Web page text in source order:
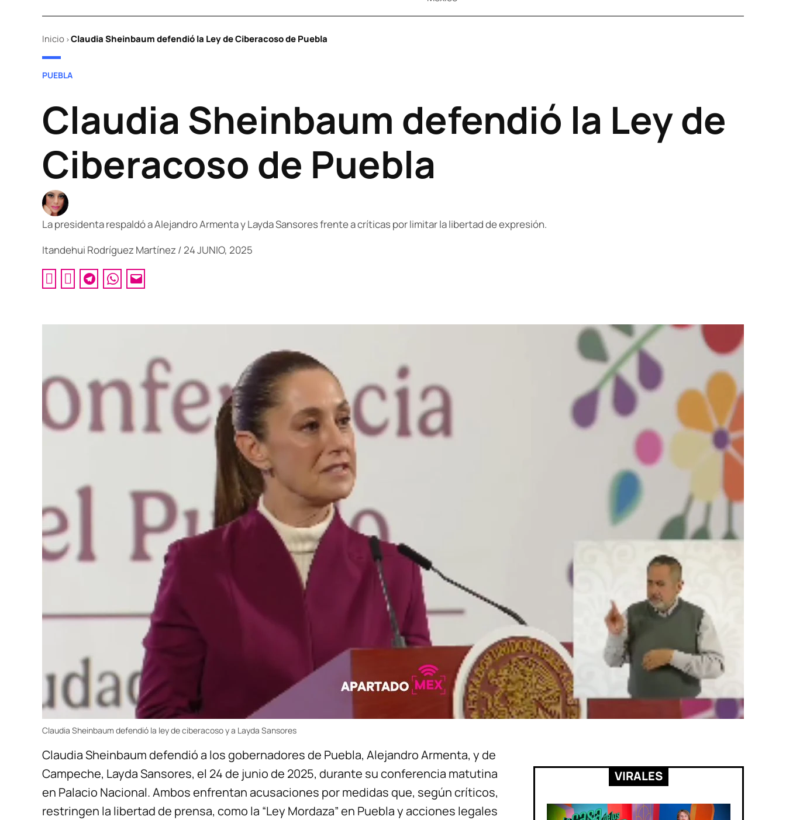
Inicio >Claudia Sheinbaum defendió la Ley de Ciberacoso de Puebla
POSTED
PUEBLA
Claudia Sheinbaum defendió la Ley de
Ciberacoso de Puebla
La presidenta respaldó a Alejandro Armenta y Layda Sansores frente a críticas por limitar la libertad de expresión.
Itandehui Rodríguez Martínez /24 JUNIO, 2025
Claudia Sheinbaum defendió la ley de ciberacoso y a Layda Sansores
Claudia Sheinbaum defendió a los gobernadores de Puebla, Alejandro Armenta, y de
Campeche, Layda Sansores, el 24 de junio de 2025, durante su conferencia matutina
en Palacio Nacional. Ambos enfrentan acusaciones por medidas que, según críticos,
restringen la libertad de prensa, como la “Ley Mordaza” en Puebla y acciones legales
VIRALES